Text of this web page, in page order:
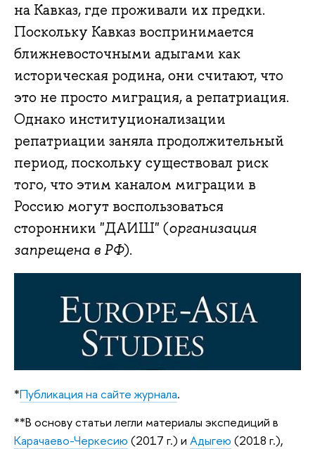
на Кавказ, где проживали их предки.
Поскольку Кавказ воспринимается
ближневосточными адыгами как
историческая родина, они считают, что
это не просто миграция, а репатриация.
Однако институционализации
репатриации заняла продолжительный
период, поскольку существовал риск
того, что этим каналом миграции в
Россию могут воспользоваться
сторонники "ДАИШ" (организация
запрещена в РФ).
*Публикация на сайте журнала.
**В основу статьи легли материалы экспедиций в
Карачаево-Черкесию (2017 г.) и Адыгею (2018 г.),